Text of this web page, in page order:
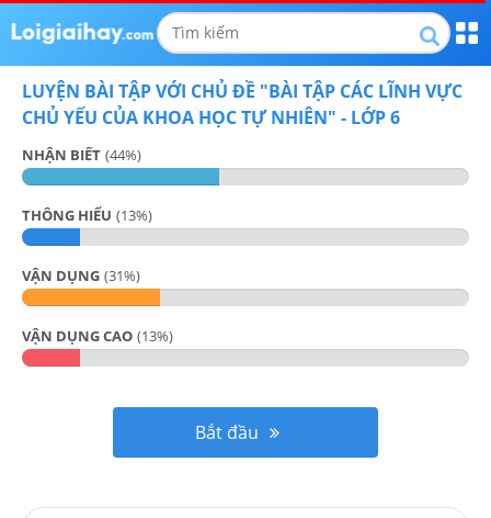
LUYỆN BÀI TẬP VỚI CHỦ ĐỀ "BÀI TẬP CÁC LĨNH VỰC
CHỦ YẾU CỦA KHOA HỌC TỰ NHIÊN" - LỚP 6
NHẬN BIẾT (44%)
THÔNG HIỂU (13%)
VẬN DỤNG (31%)
VẬN DỤNG CAO (13%)
Bắt đầu